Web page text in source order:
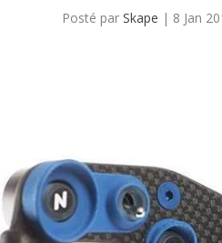
Posté parSkape | 8 Jan